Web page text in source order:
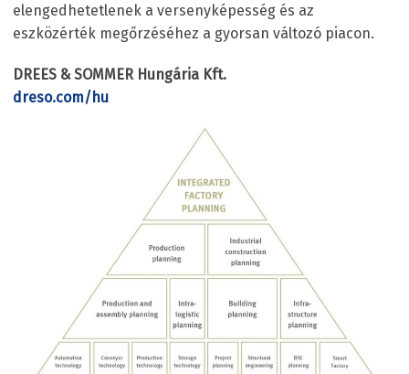
elengedhetetlenek a versenyképesség és az
eszközérték megőrzéséhez a gyorsan változó piacon.
DREES & SOMMER Hungária Kft.
dreso.com/hu